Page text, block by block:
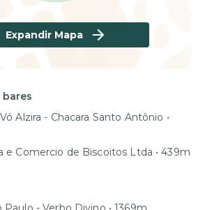
Expandir Mapa
bares
Alzira - Chacara Santo Antônio •
e Comercio de Biscoitos Ltda • 439m